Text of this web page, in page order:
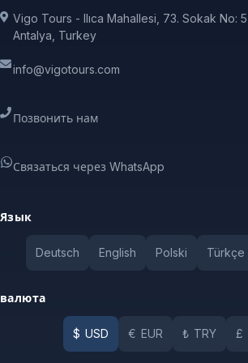
Vigo Tours - Ilıca Mahallesi, 73. Sokak No:
Antalya, Turkey
info@vigotours.com
Позвонить нам
Связаться через WhatsApp
Язык
Deutsch English Polski Türkçe
валюта
$ USD € EUR ₺ TRY £